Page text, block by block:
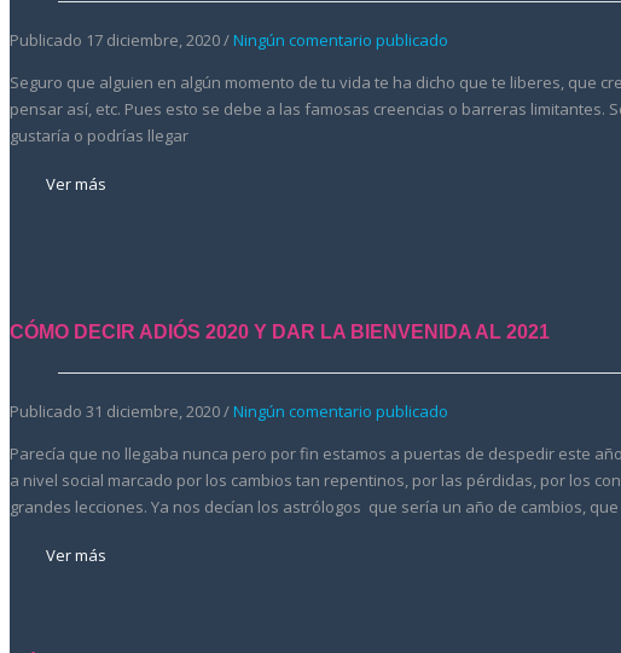
Publicado 17 diciembre, 2020 / Ningún comentario publicado
Seguro que alguien en algún momento de tu vida te ha dicho que te liberes, que
pensar así, etc. Pues esto se debe a las famosas creencias o barreras limitantes.
gustaría o podrías llegar
Ver más
CÓMO DECIR ADIÓS 2020 Y DAR LA BIENVENIDA AL 2021
Publicado 31 diciembre, 2020 / Ningún comentario publicado
Parecía que no llegaba nunca pero por fin estamos a puertas de despedir este
a nivel social marcado por los cambios tan repentinos, por las pérdidas, por los
grandes lecciones. Ya nos decían los astrólogos que sería un año de cambios, que
Ver más